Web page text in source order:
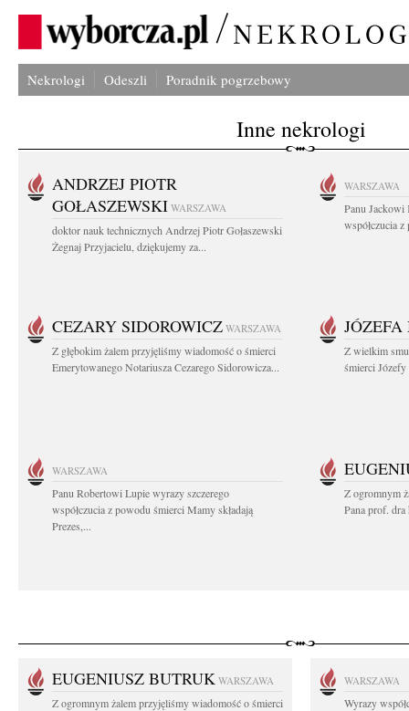
Nekrologi Odeszli Poradnik pogrzebowy
Inne nekrologi
ANDRZEJ PIOTR
GOŁASZEWSKI WARSZAWA
doktor nauk technicznych Andrzej Piotr Gołaszewski
Żegnaj Przyjacielu, dziękujemy za...
WARSZAWA
Panu Jackowi
współczucia
CEZARY SIDOROWICZ WARSZAWA
Z głębokim żalem przyjęliśmy wiadomość o śmierci
Emerytowanego Notariusza Cezarego Sidorowicza...
Z wielkim
śmierci
WARSZAWA
Panu Robertowi Lupie wyrazy szczerego
współczucia z powodu śmierci Mamy składają
Prezes,...
Z ogromnym
Pana prof. dra
EUGENIUSZ BUTRUK WARSZAWA
Z ogromnym żalem przyjęliśmy wiadomość o śmierci
WARSZAWA
Wyrazy